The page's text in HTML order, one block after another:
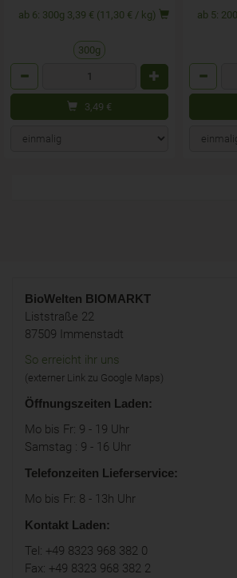
ab 6: 300g 3,39 € (11,30 € / kg)
300g
3,49 €
BioWelten BIOMARKT
Liststraße 22
87509 Immenstadt
So erreicht ihr uns
(externer Link zu Google Maps)
Öffnungszeiten Laden:
Mo bis Fr: 9 - 19 Uhr
Samstag : 9 - 16 Uhr
Telefonzeiten Lieferservice:
Mo bis Fr: 8 - 13h Uhr
Kontakt Laden:
Tel: +49 8323 968 382 0
Fax: +49 8323 968 382 2